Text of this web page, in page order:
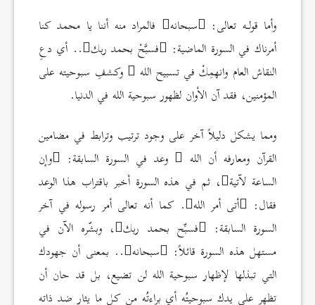
وأما قولـه تعالى:
سبحانه فالمراد منه أننا يا محمد كنا
أمرناك في السورة الماضية: فسبَّحْ بحمد ربك .. أي دعِ
النقاش العام وانهمِكْ في تسبيح الله
وكشفِ سبوحيته على
المؤمنين، فقد آن الأوان لظهور سبوحية الله في الدنيا.
ومما يشكل دليلاً آخر على وجود ترتيب وترابط في مضامين
القرآن ومعارفه أن الله
وعد في السورة السابقة:
وإن
الساعة لآتية ، ثم في هذه السورة أخبر باقتراب هذا الوعد
فقال:
أتى أمر الله . كما أنه تعالى أمر رسوله في آخر
السورة السابقة:
فسبِّح بحمد ربك ، وبشّره الآن في
مستهل هذه السورة قائلاً:
سبحانه .. بمعنى أن جهودك
التي تبذلها لإظهار سبوحية الله لن تضيع، بل قد حان أن
تظهر على يدك سبوحيتُه أي براءتُه من كل ما يثار ضد ذاته